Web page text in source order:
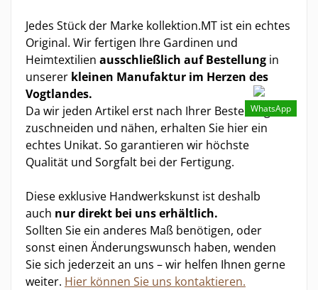
Jedes Stück der Marke kollektion.MT ist ein echtes
Original. Wir fertigen Ihre Gardinen und
Heimtextilien ausschließlich auf Bestellung in
unserer kleinen Manufaktur im Herzen des
Vogtlandes.
Da wir jeden Artikel erst nach Ihrer Bestellung
zuschneiden und nähen, erhalten Sie hier ein
echtes Unikat. So garantieren wir höchste
Qualität und Sorgfalt bei der Fertigung.
Diese exklusive Handwerkskunst ist deshalb
auch nur direkt bei uns erhältlich.
Sollten Sie ein anderes Maß benötigen, oder
sonst einen Änderungswunsch haben, wenden
Sie sich jederzeit an uns – wir helfen Ihnen gerne
weiter. Hier können Sie uns kontaktieren.
WhatsApp